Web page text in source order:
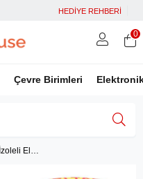
HEDİYE REHBERİ
Çevre Birimleri
0
İzeltaş 3020126180 1000V İzoleli Elektrikçi Kombine Pense 180 mm